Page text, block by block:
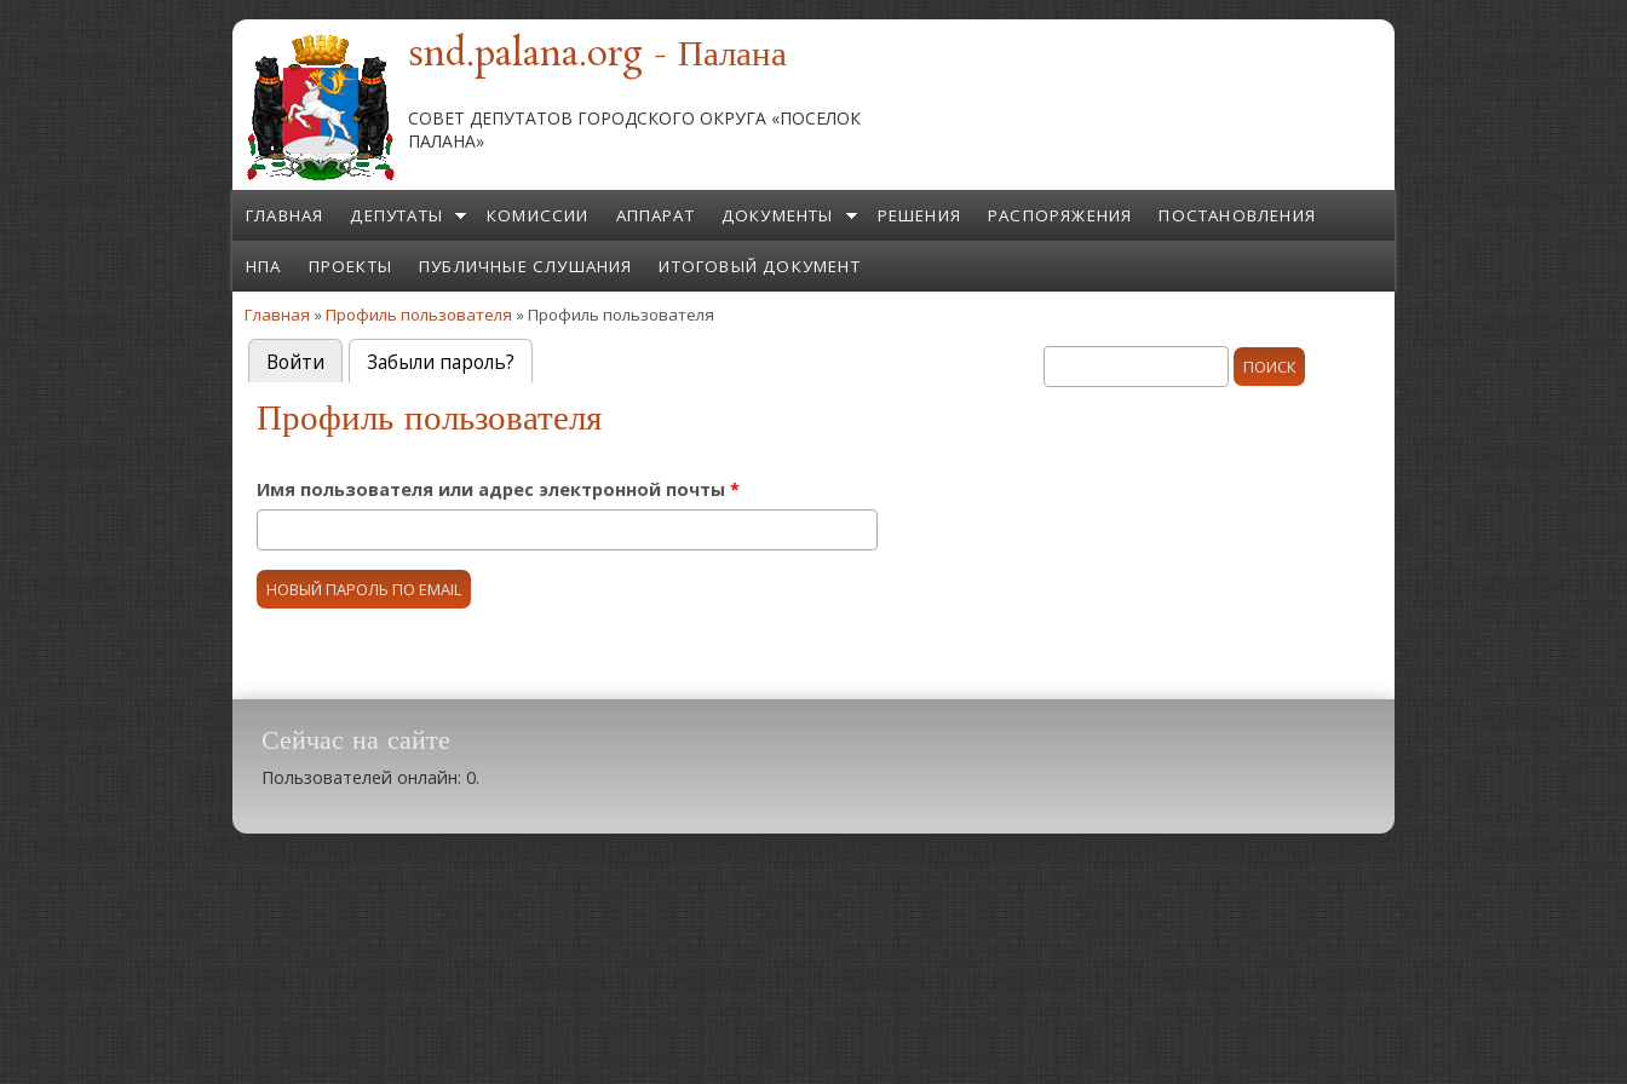
Перейти к основному содержанию snd.palana.org - Палана
СОВЕТ ДЕПУТАТОВ ГОРОДСКОГО ОКРУГА «ПОСЕЛОК
ПАЛАНА»
ГЛАВНАЯ ДЕПУТАТЫ КОМИССИИ АППАРАТ ДОКУМЕНТЫ РЕШЕНИЯ РАСПОРЯЖЕНИЯ ПОСТАНОВЛЕНИЯ
НПА ПРОЕКТЫ ПУБЛИЧНЫЕ СЛУШАНИЯ ИТОГОВЫЙ ДОКУМЕНТ
Вы здесь
Главная »Профиль пользователя » Профиль пользователя
Главные вкладки
Войти Забыли пароль?
Профиль пользователя
Имя пользователя или адрес электронной почты *
Форма поиска
Сейчас на сайте
Пользователей онлайн: 0.